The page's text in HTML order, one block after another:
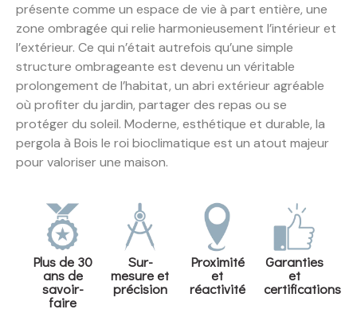
présente comme un espace de vie à part entière, une
zone ombragée qui relie harmonieusement l’intérieur et
l’extérieur. Ce qui n’était autrefois qu’une simple
structure ombrageante est devenu un véritable
prolongement de l’habitat, un abri extérieur agréable
où profiter du jardin, partager des repas ou se
protéger du soleil. Moderne, esthétique et durable, la
pergola à Bois le roi bioclimatique est un atout majeur
pour valoriser une maison.
Plus de 30
ans de
savoir-
faire
Sur-
mesure et
précision
Proximité
et
réactivité
Garanties
et
certifications